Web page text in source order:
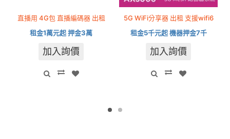
直播用 4G包 直播編碼器 出租
租金1萬元起 押金3萬
加入詢價
5G WiFi分享器 出租 支援wifi6
租金5千元起 機器押金7千
加入詢價